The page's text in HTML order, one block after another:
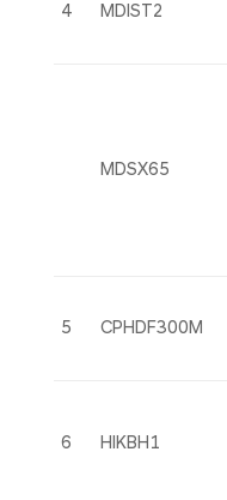
4 MDIST2
MDSX65
5 CPHDF300M
6 HIKBH1